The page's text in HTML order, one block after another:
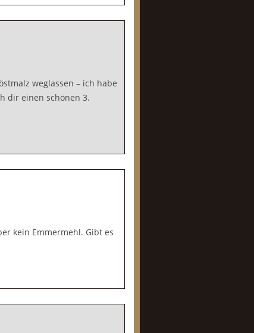
weglassen – ich habe
dir einen schönen 3.
kein Emmermehl. Gibt es